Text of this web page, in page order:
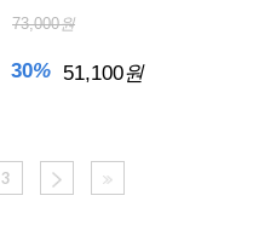
73,000원
30% 51,100원
3